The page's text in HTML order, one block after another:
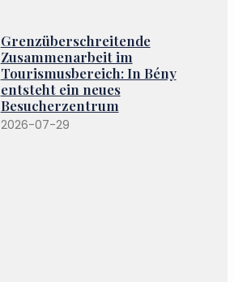
Grenzüberschreitende
Zusammenarbeit im
Tourismusbereich: In Bény
entsteht ein neues
Besucherzentrum
2026-07-29